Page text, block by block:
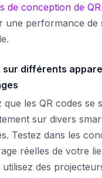
de conception de
une performance de
sur différents
que les QR codes se
sur divers
Testez dans les
réelles de votre
utilisez des